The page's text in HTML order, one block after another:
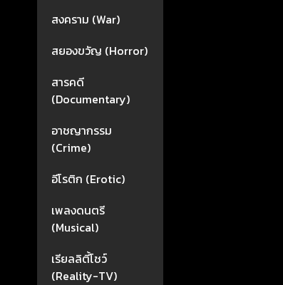
สงคราม (War)
สยองขวัญ (Horror)
สารคดี
(Documentary)
อาชญากรรม
(Crime)
อีโรติก (Erotic)
เพลงดนตรี
(Musical)
เรียลลิตี้โชว์
(Reality-TV)